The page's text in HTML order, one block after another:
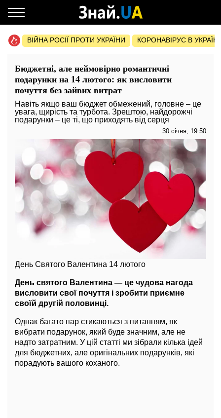
ВІЙНА РОСІЇ ПРОТИ УКРАЇНИ КОРОНАВІРУС В УКРАЇНІ
Бюджетні, але неймовірно романтичні
подарунки на 14 лютого: як висловити
почуття без зайвих витрат
Навіть якщо ваш бюджет обмежений, головне – це
увага, щирість та турбота. Зрештою, найдорожчі
подарунки – це ті, що приходять від серця
30 січня, 19:50
День Святого Валентина 14 лютого
День святого Валентина — це чудова нагода
висловити свої почуття і зробити приємне
своїй другій половинці.
Однак багато пар стикаються з питанням, як
вибрати подарунок, який буде значним, але не
надто затратним. У цій статті ми зібрали кілька ідей
для бюджетних, але оригінальних подарунків, які
порадують вашого коханого.